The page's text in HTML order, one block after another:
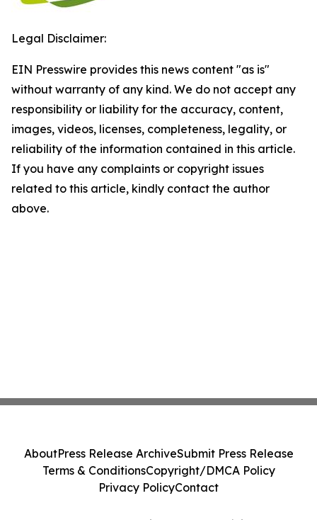
Legal Disclaimer:
EIN Presswire provides this news content "as is"
without warranty of any kind. We do not accept any
responsibility or liability for the accuracy, content,
images, videos, licenses, completeness, legality, or
reliability of the information contained in this article.
If you have any complaints or copyright issues
related to this article, kindly contact the author
above.
AboutPress Release ArchiveSubmit Press Release
Terms & ConditionsCopyright/DMCA Policy
Privacy PolicyContact